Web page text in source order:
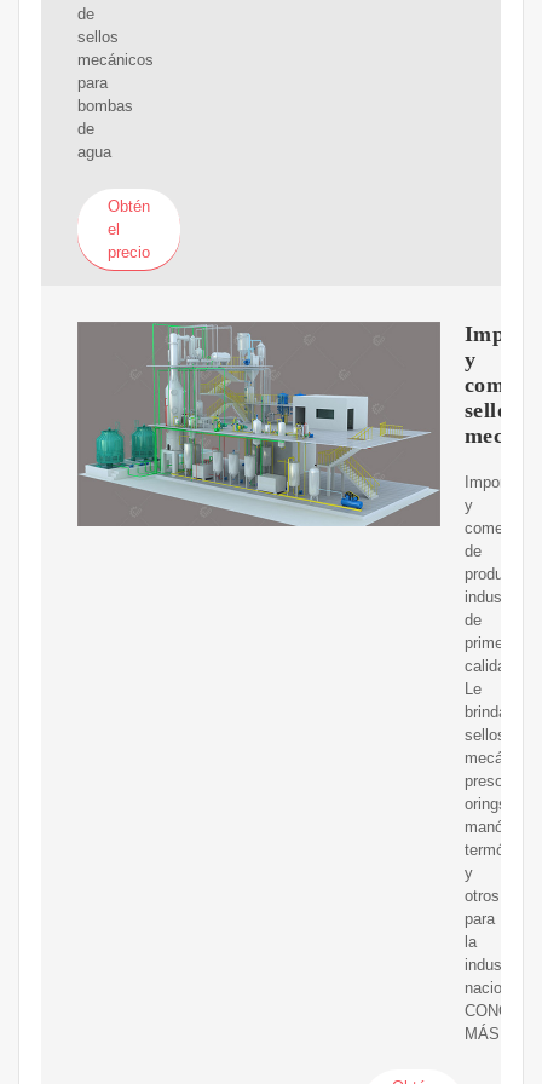
de
sellos
mecánicos
para
bombas
de
agua
Obtén
el
precio
y
sellos
y
de
productos
de
primera
calidad.
Le
brindamos
sellos
orings,
y
otros
para
la
industria
nacional.
MÁS